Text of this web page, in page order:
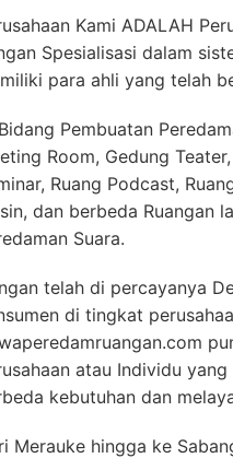
Kami ADALAH
Spesialisasi dalam
para ahli yang telah
Pembuatan
Room, Gedung
Ruang Podcast,
dan berbeda Ruangan
Suara.
telah di percayanya
di tingkat
atau Individu
kebutuhan dan
Merauke hingga ke